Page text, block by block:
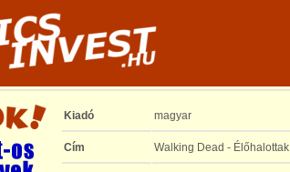
Kiadó magyar
Cím Walking Dead - Élőhalottak